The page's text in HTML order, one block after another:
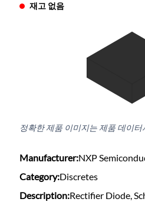
재고 없음
정확한 제품 이미지는 제품 데이
Manufacturer:NXP
Category:Discretes
Description:Rectifier Diode,